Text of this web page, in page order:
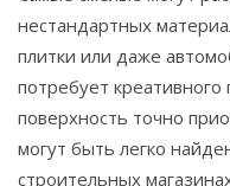
нестандартных
плитки или даже
потребует
поверхность точно
могут быть легко
строительных